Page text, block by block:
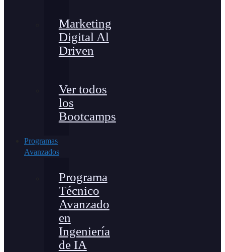
Marketing
Digital Al
Driven
Ver todos
los
Bootcamps
Programas
Avanzados
Programa
Técnico
Avanzado
en
Ingeniería
de IA